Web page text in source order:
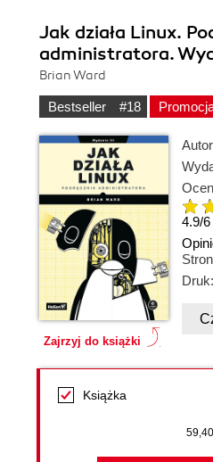
Jak działa Linux.
administratora.
Brian Ward
Bestseller #18
Zajrzyj do książki
4.9/6
Druk:
Książka